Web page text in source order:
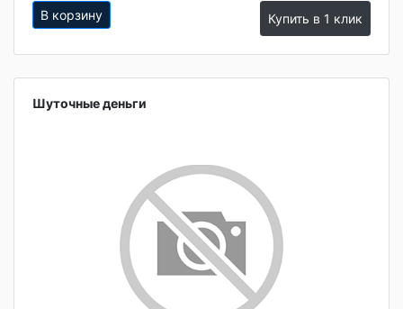
В корзину Купить в 1 клик
Шуточные деньги